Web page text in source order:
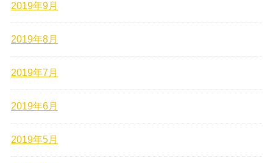
2019年9月
2019年8月
2019年7月
2019年6月
2019年5月